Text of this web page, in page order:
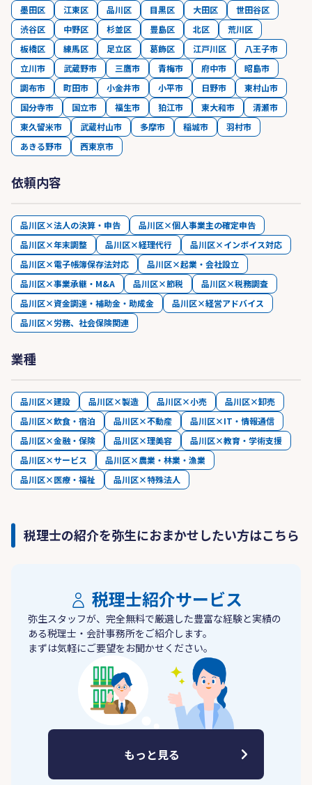
墨田区
江東区 品川区 目黒区 大田区
世田谷区
渋谷区
中野区 杉並区 豊島区 北区
荒川区
板橋区
練馬区 足立区 葛飾区 江戸川区
八王子市
立川市
武蔵野市 三鷹市 青梅市 府中市
昭島市
調布市
町田市 小金井市 小平市 日野市
東村山市
国分寺市
国立市 福生市 狛江市 東大和市
清瀬市
東久留米市
武蔵村山市 多摩市 稲城市
羽村市
あきる野市
西東京市
依頼内容
品川区×法人の決算・申告
品川区×個人事業主の確定申告
品川区×年末調整
品川区×経理代行
品川区×インボイス対応
品川区×電子帳簿保存法対応
品川区×起業・会社設立
品川区×事業承継・M&A
品川区×節税
品川区×税務調査
品川区×資金調達・補助金・助成金
品川区×経営アドバイス
品川区×労務、社会保険関連
業種
品川区×建設 品川区×製造 品川区×小売
品川区×卸売
品川区×飲食・宿泊
品川区×不動産
品川区×IT・情報通信
品川区×金融・保険
品川区×理美容
品川区×教育・学術支援
品川区×サービス
品川区×農業・林業・漁業
品川区×医療・福祉
品川区×特殊法人
税理士の紹介を弥生におまかせしたい方はこちら
税理士紹介サービス
弥生スタッフが、完全無料で厳選した豊富な経験と実績の
ある税理士・会計事務所をご紹介します。
まずは気軽にご要望をお聞かせください。
もっと見る